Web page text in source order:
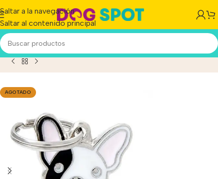
Saltar a la navegación
Saltar al contenido principal
Id Mascotas My Family Grabada Bulldog Frances!!
AGOTADO